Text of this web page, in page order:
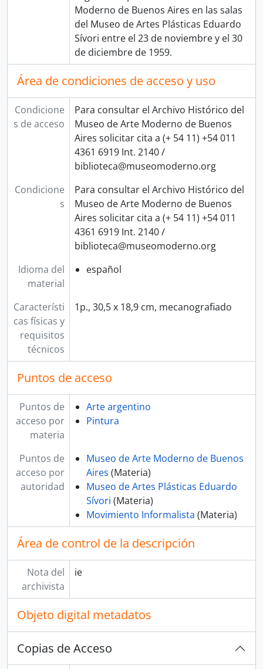
Moderno de Buenos Aires en las salas
del Museo de Artes Plásticas Eduardo
Sívori entre el 23 de noviembre y el 30
de diciembre de 1959.
Área de condiciones de acceso y uso
Condicione
s de acceso
Para consultar el Archivo Histórico del
Museo de Arte Moderno de Buenos
Aires solicitar cita a (+ 54 11) +54 011
4361 6919 Int. 2140 /
biblioteca@museomoderno.org
Condicione
s
Para consultar el Archivo Histórico del
Museo de Arte Moderno de Buenos
Aires solicitar cita a (+ 54 11) +54 011
4361 6919 Int. 2140 /
biblioteca@museomoderno.org
Idioma del
material
español
Característi
cas físicas y
requisitos
técnicos
1p., 30,5 x 18,9 cm, mecanografiado
Puntos de acceso
Puntos de
acceso por
materia
Arte argentino
Pintura
Puntos de
acceso por
autoridad
Museo de Arte Moderno de Buenos
Aires (Materia)
Museo de Artes Plásticas Eduardo
Sívori (Materia)
Movimiento Informalista (Materia)
Área de control de la descripción
Nota del
archivista
ie
Objeto digital metadatos
Copias de Acceso